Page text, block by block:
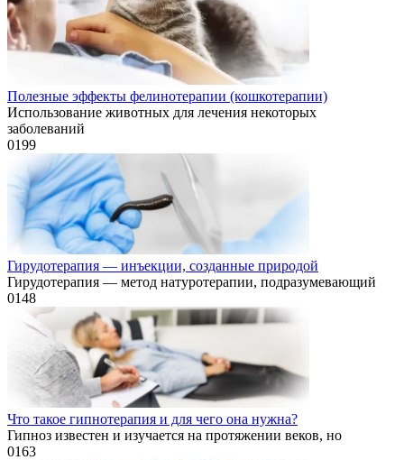
Полезные эффекты фелинотерапии (кошкотерапии)
Использование животных для лечения некоторых
заболеваний
0199
Гирудотерапия — инъекции, созданные природой
Гирудотерапия — метод натуротерапии, подразумевающий
0148
Что такое гипнотерапия и для чего она нужна?
Гипноз известен и изучается на протяжении веков, но
0163